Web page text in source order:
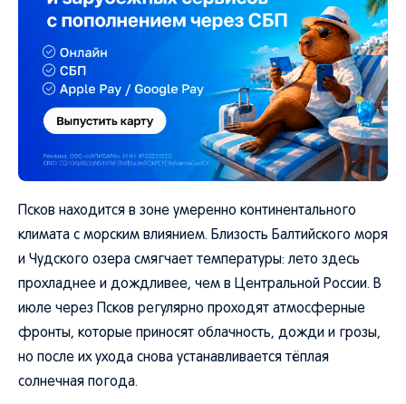
Псков находится в зоне умеренно континентального
климата с морским влиянием. Близость Балтийского моря
и Чудского озера смягчает температуры: лето здесь
прохладнее и дождливее, чем в Центральной России. В
июле через Псков регулярно проходят атмосферные
фронты, которые приносят облачность, дожди и грозы,
но после их ухода снова устанавливается тёплая
солнечная погода.